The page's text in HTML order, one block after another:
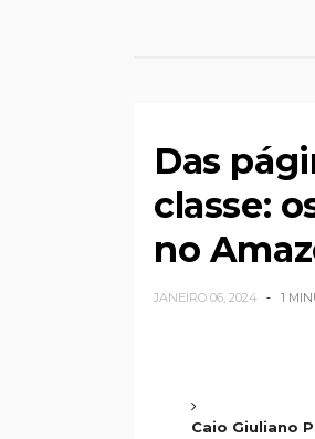
Das
classe:
no
JANEIRO 06, 2024 1
Caio Giuliano